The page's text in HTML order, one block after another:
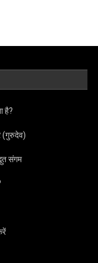
है?
(गुरुदेव)
संगम